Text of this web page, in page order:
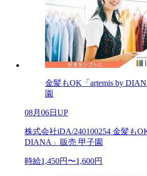
金髪もOK「artemis by
園
08月06日UP
株式会社iDA/240100254 金髪も
DIANA」販売 甲子園
時給1,450円〜1,600円